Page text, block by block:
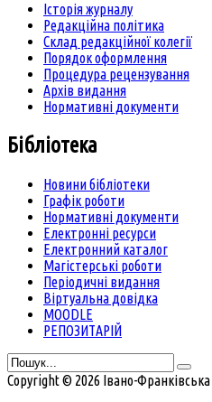
Історія журналу
Редакційна політика
Склад редакційної колегії
Порядок оформлення
Процедура рецензування
Архів видання
Нормативні документи
Бібліотека
Новини бібліотеки
Графік роботи
Нормативні документи
Електронні ресурси
Електронний каталог
Магістерські роботи
Періодичні видання
Віртуальна довідка
MOODLE
РЕПОЗИТАРІЙ
Copyright © 2026 Івано-